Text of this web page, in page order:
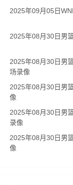
2025年09月05日
2025年08月30日男
2025年08月30日男
场录像
2025年08月30日男
像
2025年08月30日男
录像
2025年08月30日男
像